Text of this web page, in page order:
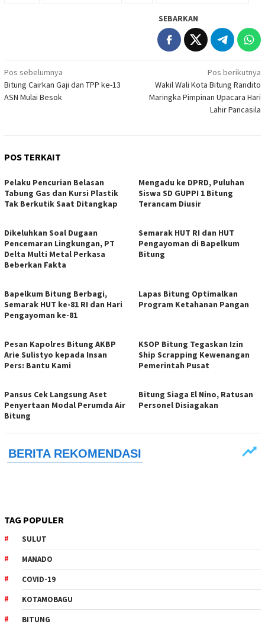
SEBARKAN
Navigasi
pos
Pos sebelumnya
Bitung Cairkan Gaji dan TPP ke-13
ASN Mulai Besok
Pos berikutnya
Wakil Wali Kota Bitung Randito
Maringka Pimpinan Upacara Hari
Lahir Pancasila
POS TERKAIT
Pelaku Pencurian Belasan
Tabung Gas dan Kursi Plastik
Tak Berkutik Saat Ditangkap
Mengadu ke DPRD, Puluhan
Siswa SD GUPPI 1 Bitung
Terancam Diusir
Dikeluhkan Soal Dugaan
Pencemaran Lingkungan, PT
Delta Multi Metal Perkasa
Beberkan Fakta
Semarak HUT RI dan HUT
Pengayoman di Bapelkum
Bitung
‎Bapelkum Bitung Berbagi,
Semarak HUT ke-81 RI dan Hari
Pengayoman ke-81
Lapas Bitung Optimalkan
Program Ketahanan Pangan
Pesan Kapolres Bitung AKBP
Arie Sulistyo kepada Insan
Pers: Bantu Kami
KSOP Bitung Tegaskan Izin
Ship Scrapping Kewenangan
Pemerintah Pusat
Pansus Cek Langsung Aset
Penyertaan Modal Perumda Air
Bitung
Bitung Siaga El Nino, Ratusan
Personel Disiagakan
TAG POPULER
SULUT
MANADO
COVID-19
KOTAMOBAGU
BITUNG